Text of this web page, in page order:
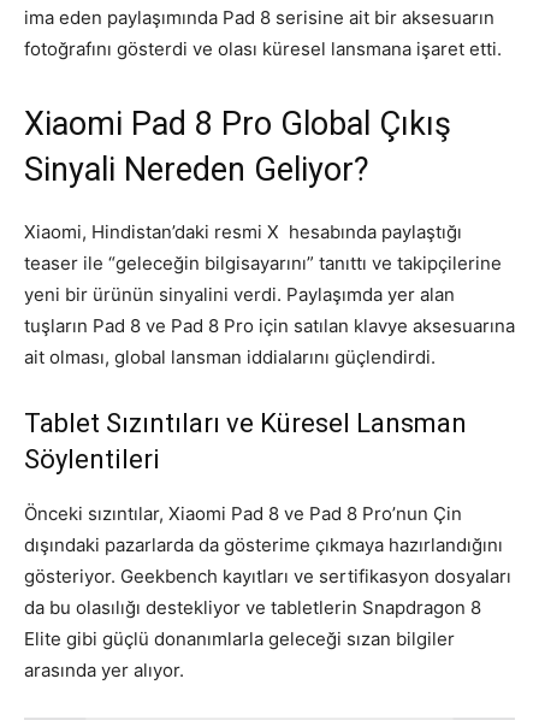
ima eden paylaşımında Pad 8 serisine ait bir aksesuarın
fotoğrafını gösterdi ve olası küresel lansmana işaret etti.
Xiaomi Pad 8 Pro Global Çıkış
Sinyali Nereden Geliyor?
Xiaomi, Hindistan’daki resmi X hesabında paylaştığı
teaser ile “geleceğin bilgisayarını” tanıttı ve takipçilerine
yeni bir ürünün sinyalini verdi. Paylaşımda yer alan
tuşların Pad 8 ve Pad 8 Pro için satılan klavye aksesuarına
ait olması, global lansman iddialarını güçlendirdi.
Tablet Sızıntıları ve Küresel Lansman
Söylentileri
Önceki sızıntılar, Xiaomi Pad 8 ve Pad 8 Pro’nun Çin
dışındaki pazarlarda da gösterime çıkmaya hazırlandığını
gösteriyor. Geekbench kayıtları ve sertifikasyon dosyaları
da bu olasılığı destekliyor ve tabletlerin Snapdragon 8
Elite gibi güçlü donanımlarla geleceği sızan bilgiler
arasında yer alıyor.